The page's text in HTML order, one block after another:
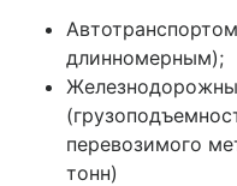
длинномерным);
перевозимого
тонн)